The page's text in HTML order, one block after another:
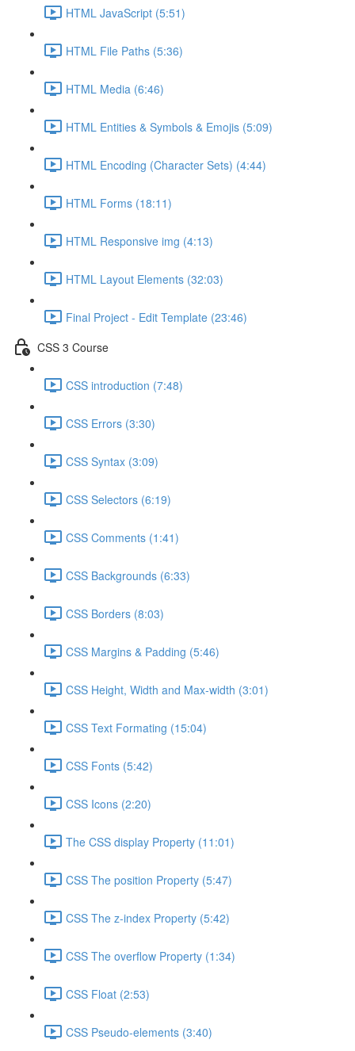
HTML JavaScript (5:51)
HTML File Paths (5:36)
HTML Media (6:46)
HTML Entities & Symbols & Emojis (5:09)
HTML Encoding (Character Sets) (4:44)
HTML Forms (18:11)
HTML Responsive img (4:13)
HTML Layout Elements (32:03)
Final Project - Edit Template (23:46)
CSS 3 Course
CSS introduction (7:48)
CSS Errors (3:30)
CSS Syntax (3:09)
CSS Selectors (6:19)
CSS Comments (1:41)
CSS Backgrounds (6:33)
CSS Borders (8:03)
CSS Margins & Padding (5:46)
CSS Height, Width and Max-width (3:01)
CSS Text Formating (15:04)
CSS Fonts (5:42)
CSS Icons (2:20)
The CSS display Property (11:01)
CSS The position Property (5:47)
CSS The z-index Property (5:42)
CSS The overflow Property (1:34)
CSS Float (2:53)
CSS Pseudo-elements (3:40)